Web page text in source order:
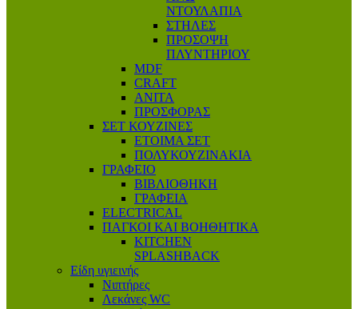
ΝΤΟΥΛΑΠΙΑ
ΣΤΗΛΕΣ
ΠΡΟΣΟΨΗ
ΠΛΥΝΤΗΡΙΟΥ
MDF
CRAFT
ANITA
ΠΡΟΣΦΟΡΑΣ
ΣΕΤ ΚΟΥΖΙΝΕΣ
ΕΤΟΙΜΑ ΣΕΤ
ΠΟΛΥΚΟΥΖΙΝΑΚΙΑ
ΓΡΑΦΕΙΟ
ΒΙΒΛΙΟΘΗΚΗ
ΓΡΑΦΕΙΑ
ELECTRICAL
ΠΑΓΚΟΙ ΚΑΙ ΒΟΗΘΗΤΙΚΑ
KITCHEN
SPLASHBACK
Είδη υγιεινής
Νιπτήρες
Λεκάνες WC